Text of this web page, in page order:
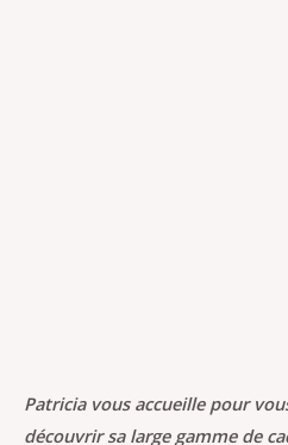
Patricia vous accueille pour
découvrir sa large gamme de